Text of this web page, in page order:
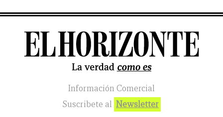
Información Comercial
Suscribete al Newsletter